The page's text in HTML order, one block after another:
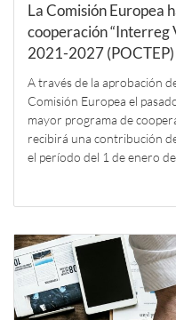
La Comisión Europea
cooperación “Interreg
2021-2027 (POCTEP)
A través de la aprobación
Comisión Europea el
mayor programa de
recibirá una contribución
el período del 1 de enero